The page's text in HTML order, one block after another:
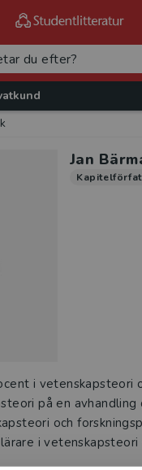
Jan
i vetenskapsteori
på en avhandling
och
i